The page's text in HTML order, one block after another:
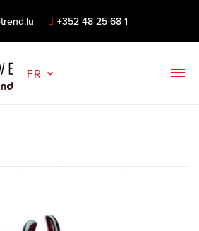
+352 48 25 68 1
FR